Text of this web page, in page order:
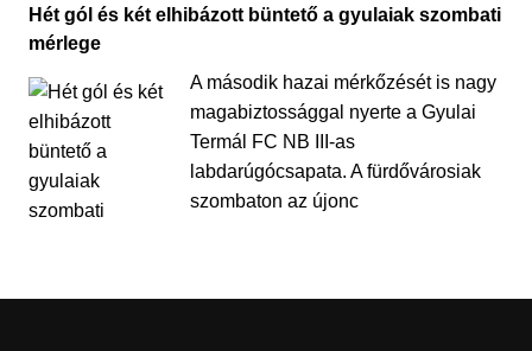
Hét gól és két elhibázott büntető a gyulaiak szombati
mérlege
A második hazai mérkőzését is nagy
magabiztossággal nyerte a Gyulai
Termál FC NB III-as
labdarúgócsapata. A fürdővárosiak
szombaton az újonc